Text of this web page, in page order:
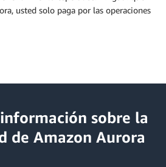
usted solo paga por las operaciones
sobre la
de Amazon Aurora